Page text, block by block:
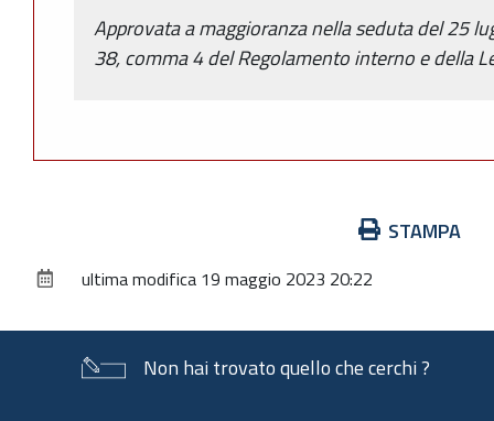
Approvata a maggioranza nella seduta del 25
38, comma 4 del Regolamento interno e della
documento
STAMPA
ultima modifica 19 maggio 2023 20:22
Non hai trovato quello che cerchi ?